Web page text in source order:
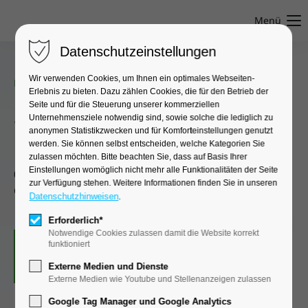
Menü
FACHTAGUNG
23. Dresdner Symposium
Hämatologie und Onkologie
06.09.2024–08.09.2024 ● Radisson Blu Park Hotel &
Conference Centre (Radebeul)
Vom 6. bis 8. September 2024 findet das 23.
Dresdner Symposium für Hämatologie und
Datenschutzeinstellungen
Wir verwenden Cookies, um Ihnen ein optimales Webseiten-
Erlebnis zu bieten. Dazu zählen Cookies, die für den Betrieb der
Seite und für die Steuerung unserer kommerziellen
Unternehmensziele notwendig sind, sowie solche die lediglich zu
anonymen Statistikzwecken und für Komforteinstellungen genutzt
werden. Sie können selbst entscheiden, welche Kategorien Sie
zulassen möchten. Bitte beachten Sie, dass auf Basis Ihrer
Einstellungen womöglich nicht mehr alle Funktionalitäten der Seite
zur Verfügung stehen. Weitere Informationen finden Sie in unseren
Datenschutzhinweisen.
Erforderlich*
Notwendige Cookies zulassen damit die Website korrekt
funktioniert
Externe Medien und Dienste
Externe Medien wie Youtube und Stellenanzeigen zulassen
Google Tag Manager und Google Analytics